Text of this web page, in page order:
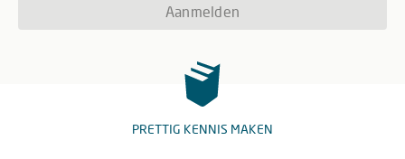
Aanmelden
PRETTIG KENNIS MAKEN